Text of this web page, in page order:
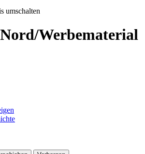
umschalten
Werbematerial